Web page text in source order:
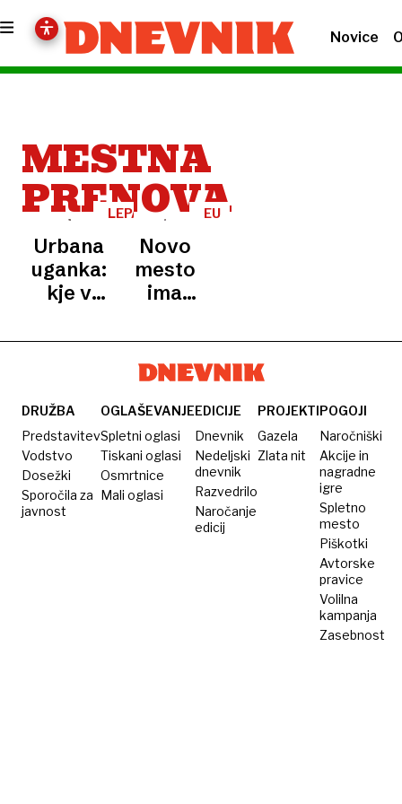
Novice
MESTNA
PRENOVA
LEPA
Urbana
uganka:
kje v
je to
skrivnostno
Skriva
izgubljeno
lepotico?
EU
Novo
mesto
ima
»dnevno
sobo«:
glavni
trg
podira
rekorde
obiskanosti
DRUŽBA
Predstavitev
Vodstvo
Dosežki
Sporočila za
javnost
OGLAŠEVANJE
Spletni oglasi
Tiskani oglasi
Osmrtnice
Mali oglasi
EDICIJE
Dnevnik
Nedeljski
dnevnik
Razvedrilo
Naročanje
edicij
PROJEKTI
Gazela
Zlata nit
POGOJI
Naročniški
Akcije in
nagradne
igre
Spletno
mesto
Piškotki
Avtorske
pravice
Volilna
kampanja
Zasebnost